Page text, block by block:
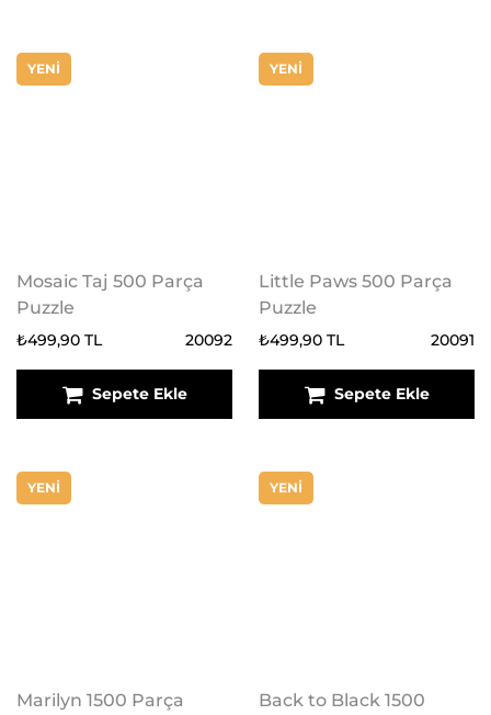
YENİ
Mosaic Taj 500 Parça
Puzzle
₺499,90 TL 20092
Sepete Ekle
YENİ
Little Paws 500 Parça
Puzzle
₺499,90 TL 20091
Sepete Ekle
YENİ
Marilyn 1500 Parça
YENİ
Back to Black 1500